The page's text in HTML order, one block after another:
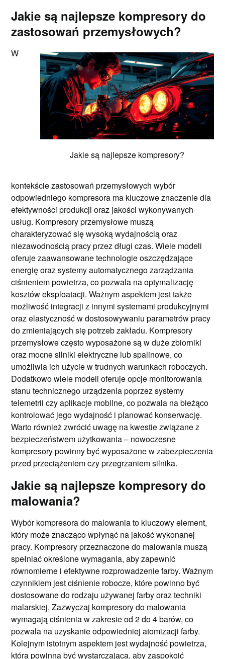
Jakie są najlepsze kompresory do
zastosowań przemysłowych?
Jakie są najlepsze kompresory?
W
kontekście zastosowań przemysłowych wybór
odpowiedniego kompresora ma kluczowe znaczenie dla
efektywności produkcji oraz jakości wykonywanych
usług. Kompresory przemysłowe muszą
charakteryzować się wysoką wydajnością oraz
niezawodnością pracy przez długi czas. Wiele modeli
oferuje zaawansowane technologie oszczędzające
energię oraz systemy automatycznego zarządzania
ciśnieniem powietrza, co pozwala na optymalizację
kosztów eksploatacji. Ważnym aspektem jest także
możliwość integracji z innymi systemami produkcyjnymi
oraz elastyczność w dostosowywaniu parametrów pracy
do zmieniających się potrzeb zakładu. Kompresory
przemysłowe często wyposażone są w duże zbiorniki
oraz mocne silniki elektryczne lub spalinowe, co
umożliwia ich użycie w trudnych warunkach roboczych.
Dodatkowo wiele modeli oferuje opcje monitorowania
stanu technicznego urządzenia poprzez systemy
telemetrii czy aplikacje mobilne, co pozwala na bieżąco
kontrolować jego wydajność i planować konserwację.
Warto również zwrócić uwagę na kwestie związane z
bezpieczeństwem użytkowania – nowoczesne
kompresory powinny być wyposażone w zabezpieczenia
przed przeciążeniem czy przegrzaniem silnika.
Jakie są najlepsze kompresory do
malowania?
Wybór kompresora do malowania to kluczowy element,
który może znacząco wpłynąć na jakość wykonanej
pracy. Kompresory przeznaczone do malowania muszą
spełniać określone wymagania, aby zapewnić
równomierne i efektywne rozprowadzenie farby. Ważnym
czynnikiem jest ciśnienie robocze, które powinno być
dostosowane do rodzaju używanej farby oraz techniki
malarskiej. Zazwyczaj kompresory do malowania
wymagają ciśnienia w zakresie od 2 do 4 barów, co
pozwala na uzyskanie odpowiedniej atomizacji farby.
Kolejnym istotnym aspektem jest wydajność powietrza,
która powinna być wystarczająca, aby zaspokoić